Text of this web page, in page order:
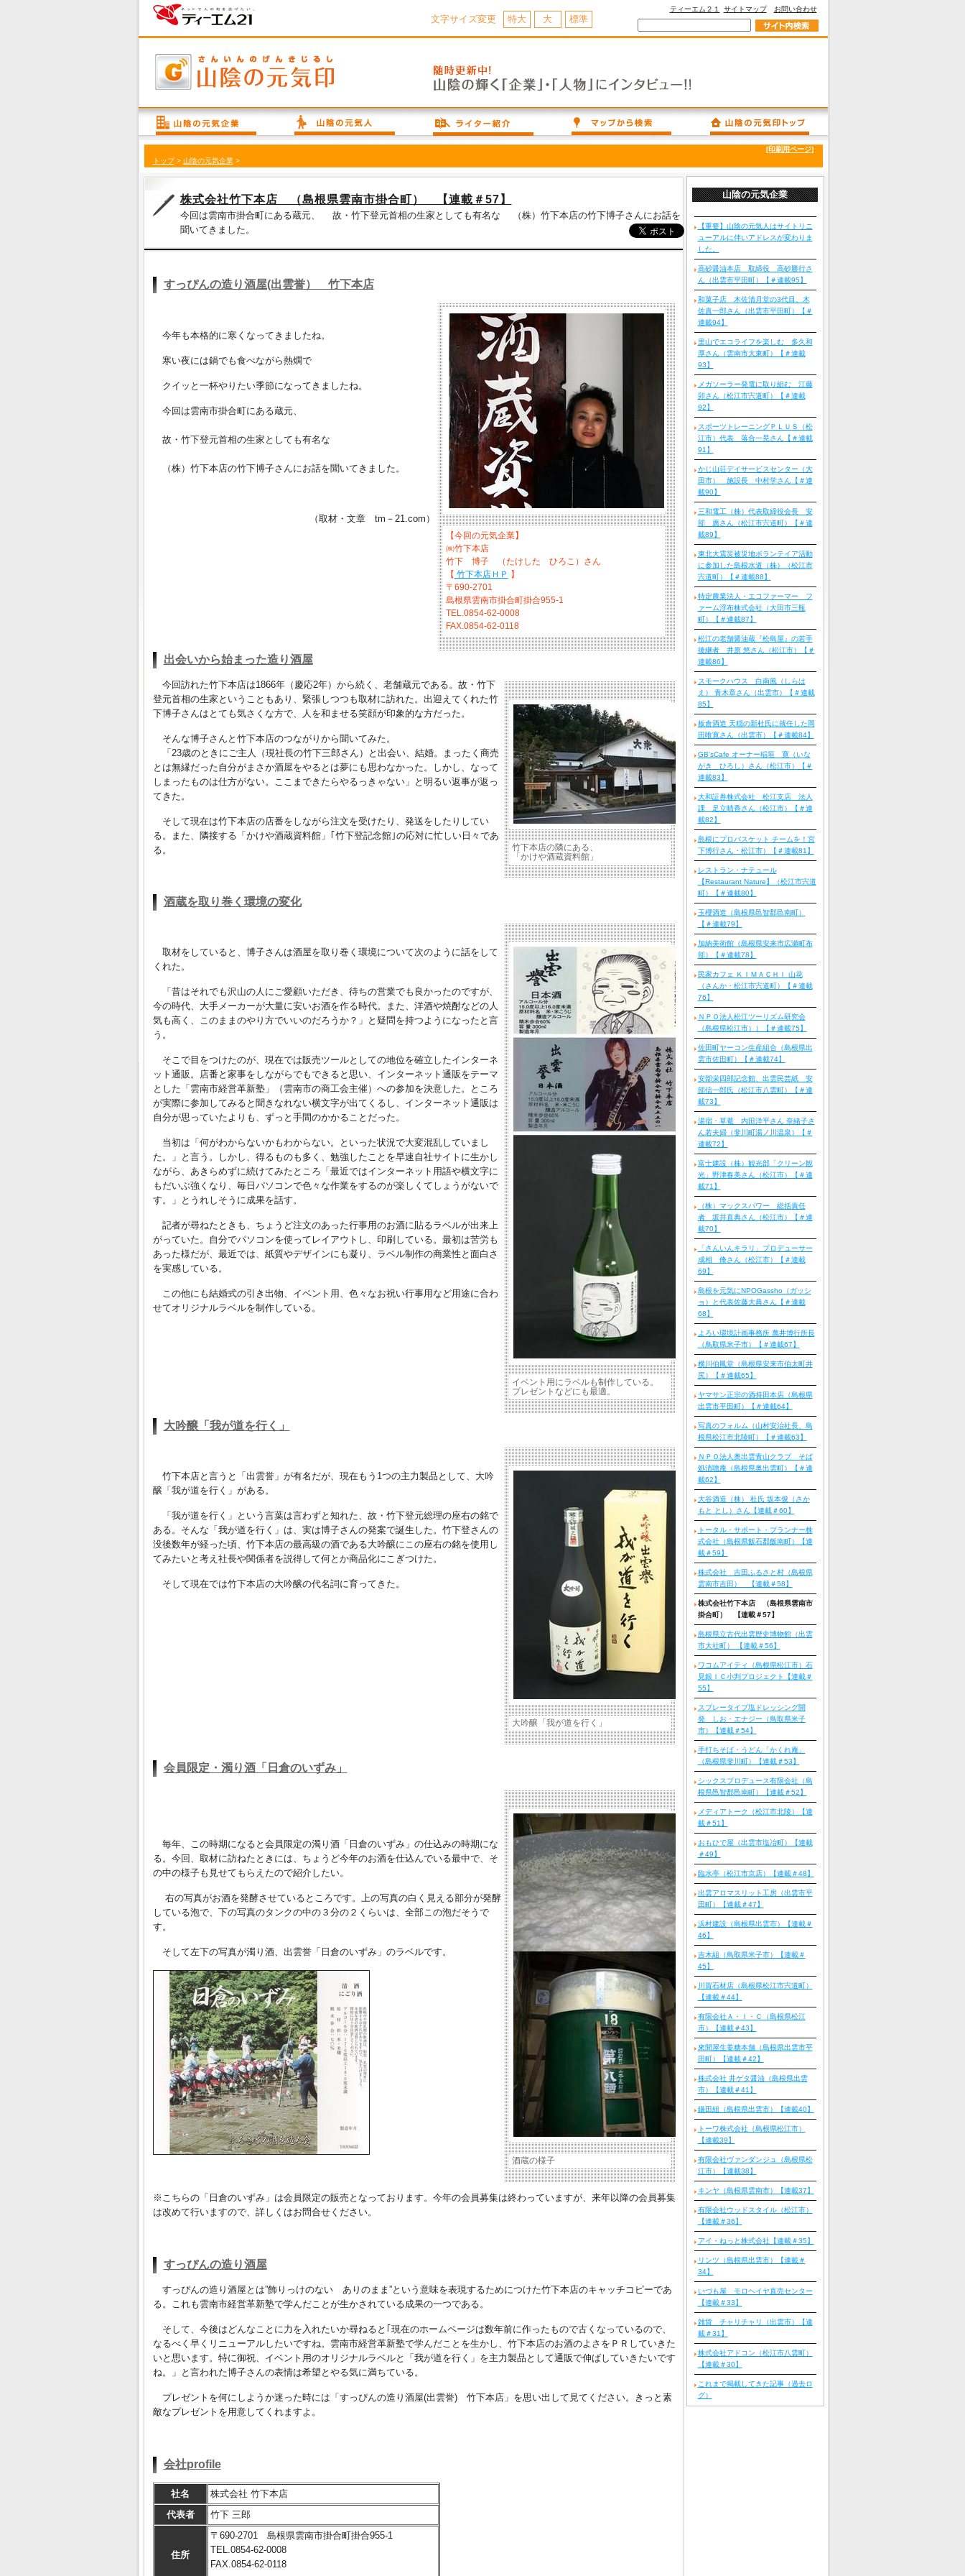
文字サイズ変更 特大 大 標準
お問い合わせ
サイトマップ
ティーエム２１
[印刷用ページ]
トップ> 山陰の元気企業>
株式会社竹下本店 （島根県雲南市掛合町） 【連載＃57】
今回は雲南市掛合町にある蔵元、 故・竹下登元首相の生家としても有名な （株）竹下本店の竹下博子さんにお話を
聞いてきました。
すっぴんの造り酒屋(出雲誉） 竹下本店
【今回の元気企業】
㈱竹下本店
竹下 博子 （たけした ひろこ）さん
【 竹下本店ＨＰ
】
〒690-2701
島根県雲南市掛合町掛合955-1
TEL.0854-62-0008
FAX.0854-62-0118
今年も本格的に寒くなってきましたね。
寒い夜には鍋でも食べながら熱燗で
クイッと一杯やりたい季節になってきましたね。
今回は雲南市掛合町にある蔵元、
故・竹下登元首相の生家としても有名な
（株）竹下本店の竹下博子さんにお話を聞いてきました。
（取材・文章 tm－21.com）
出会いから始まった造り酒屋
竹下本店の隣にある、
「かけや酒蔵資料館」
今回訪れた竹下本店は1866年（慶応2年）から続く、老舗蔵元である。故・竹下
登元首相の生家ということもあり、緊張しつつも取材に訪れた。出迎えてくれた竹
下博子さんはとても気さくな方で、人を和ませる笑顔が印象的な方だった。
そんな博子さんと竹下本店のつながりから聞いてみた。
「23歳のときにご主人（現社長の竹下三郎さん）と出会い、結婚。まったく商売
とは無縁だった自分がまさか酒屋をやるとは夢にも思わなかった。しかし、なって
しまったものは仕方がない。ここまできたらやるっきゃない」と明るい返事が返っ
てきた。
そして現在は竹下本店の店番をしながら注文を受けたり、発送をしたりしてい
る。また、隣接する「かけや酒蔵資料館」｢竹下登記念館｣の応対に忙しい日々であ
る。
酒蔵を取り巻く環境の変化
イベント用にラベルも制作している。
プレゼントなどにも最適。
取材をしていると、博子さんは酒屋を取り巻く環境について次のように話をして
くれた。
「昔はそれでも沢山の人にご愛顧いただき、待ちの営業でも良かったのですが、
今の時代、大手メーカーが大量に安いお酒を作る時代。また、洋酒や焼酎などの人
気も高く、このままのやり方でいいのだろうか？」と疑問を持つようになったと言
う。
そこで目をつけたのが、現在では販売ツールとしての地位を確立したインターネ
ット通販。店番と家事をしながらでもできると思い、インターネット通販をテーマ
とした「雲南市経営革新塾」（雲南市の商工会主催）への参加を決意した。ところ
が実際に参加してみると聞きなれない横文字が出てくるし、インターネット通販は
自分が思っていたよりも、ずっと手間のかかることだった。
当初は「何がわからないかもわからない。といった状況で大変混乱していまし
た。」と言う。しかし、得るものも多く、勉強したことを早速自社サイトに生かし
ながら、あきらめずに続けてみたところ「最近ではインターネット用語や横文字に
もだいぶ強くなり、毎日パソコンで色々な作業をするのが楽しくてしょうがないで
す。」とうれしそうに成果を話す。
記者が尋ねたときも、ちょうど注文のあった行事用のお酒に貼るラベルが出来上
がっていた。自分でパソコンを使ってレイアウトし、印刷している。最初は苦労も
あった様だが、最近では、紙質やデザインにも凝り、ラベル制作の商業性と面白さ
を実感している。
この他にも結婚式の引き出物、イベント用、色々なお祝い行事用など用途に合わ
せてオリジナルラベルを制作している。
大吟醸「我が道を行く」
大吟醸「我が道を行く」
竹下本店と言うと「出雲誉」が有名だが、現在もう1つの主力製品として、大吟
醸「我が道を行く」がある。
「我が道を行く」という言葉は言わずと知れた、故・竹下登元総理の座右の銘で
ある。そんな「我が道を行く」は、実は博子さんの発案で誕生した。竹下登さんの
没後数年が経った頃、竹下本店の最高級の酒である大吟醸にこの座右の銘を使用し
てみたいと考え社長や関係者を説得して何とか商品化にこぎつけた。
そして現在では竹下本店の大吟醸の代名詞に育ってきた。
会員限定・濁り酒「日倉のいずみ」
酒蔵の様子
毎年、この時期になると会員限定の濁り酒「日倉のいずみ」の仕込みの時期にな
る。今回、取材に訪ねたときには、ちょうど今年のお酒を仕込んでいる最中で、そ
の中の様子も見せてもらえたので紹介したい。
右の写真がお酒を発酵させているところです。上の写真の白く見える部分が発酵
している泡で、下の写真のタンクの中の３分の２くらいは、全部この泡だそうで
す。
そして左下の写真が濁り酒、出雲誉「日倉のいずみ」のラベルです。
※こちらの「日倉のいずみ」は会員限定の販売となっております。今年の会員募集は終わっていますが、来年以降の会員募集
は改めて行いますので、詳しくはお問合せください。
すっぴんの造り酒屋
すっぴんの造り酒屋とは”飾りっけのない ありのまま”という意味を表現するためにつけた竹下本店のキャッチコピーであ
る。これも雲南市経営革新塾で学んだことが生かされている成果の一つである。
そして、今後はどんなことに力を入れたいか尋ねると｢現在のホームページは数年前に作ったもので古くなっているので、
なるべく早くリニューアルしたいですね。雲南市経営革新塾で学んだことを生かし、竹下本店のお酒のよさをＰＲしていきた
いと思います。特に御祝、イベント用のオリジナルラベルと「我が道を行く」を主力製品として通販で伸ばしていきたいです
ね。」と言われた博子さんの表情は希望とやる気に満ちている。
プレゼントを何にしようか迷った時には「すっぴんの造り酒屋(出雲誉) 竹下本店」を思い出して見てください。きっと素
敵なプレゼントを用意してくれますよ。
会社profile
社名
株式会社 竹下本店
代表者
竹下 三郎
住所
〒690-2701 島根県雲南市掛合町掛合955-1
TEL.0854-62-0008
FAX.0854-62-0118
山陰の元気企業
【重要】山陰の元気人はサイトリニ
ューアルに伴いアドレスが変わりま
した。
高砂醤油本店 取締役 高砂勝行さ
ん（出雲市平田町）【＃連載95】
和菓子店 木佐清月堂の3代目、木
佐真一郎さん（出雲市平田町）【＃
連載94】
里山でエコライフを楽しむ 多久和
厚さん（雲南市大東町）【＃連載
93】
メガソーラー発電に取り組む 江藤
卯さん（松江市宍道町）【＃連載
92】
スポーツトレーニングＰＬＵＳ（松
江市）代表 落合一晃さん【＃連載
91】
かじ山荘デイサービスセンター（大
田市） 施設長 中村学さん【＃連
載90】
三和電工（株）代表取締役会長 安
部 廣さん（松江市宍道町）【＃連
載89】
東北大震災被災地ボランテイア活動
に参加した島根水道（株）（松江市
宍道町）【＃連載88】
特定農業法人・エコファーマー フ
ァーム浮布株式会社（大田市三瓶
町）【＃連載87】
松江の老舗醤油蔵『松島屋』の若手
後継者 井原 悠さん（松江市）【＃
連載86】
スモークハウス 白南風（しらは
え） 青木章さん（出雲市）【＃連載
85】
板倉酒造 天穏の新杜氏に就任した岡
田唯寛さん（出雲市）【＃連載84】
GB'sCafe オーナー稲垣 寛（いな
がき ひろし）さん（松江市）【＃
連載83】
大和証券株式会社 松江支店 法人
課 足立晴香さん（松江市）【＃連
載82】
島根にプロバスケット チームを！宮
下博行さん・松江市）【＃連載81】
レストラン・ナテュール
【Restaurant Nature】（松江市宍道
町）【＃連載80】
玉櫻酒造（島根県邑智郡邑南町）
【＃連載79】
加納美術館（島根県安来市広瀬町布
部）【＃連載78】
民家カフェ ＫＩＭＡＣＨＩ 山花
（さんか・松江市宍道町）【＃連載
76】
ＮＰＯ法人松江ツーリズム研究会
（島根県松江市））【＃連載75】
佐田町ヤーコン生産組合（島根県出
雲市佐田町）【＃連載74】
安部栄四郎記念館、出雲民芸紙 安
部信一郎氏（松江市八雲町）【＃連
載73】
湯宿・草菴 内田洋平さん 奈緒子さ
ん若夫婦（斐川町湯ノ川温泉）【＃
連載72】
富士建設（株）観光部「クリーン観
光」野津春美さん（松江市）【＃連
載71】
（株）マックスパワー 総括責任
者 坂井直典さん（松江市）【＃連
載70】
「さんいんキラリ」プロデューサー
成相 脩さん（松江市）【＃連載
69】
島根を元気にNPOGassho（ガッシ
ョ）と代表佐藤大典さん【＃連載
68】
よろい環境計画事務所 萬井博行所長
（鳥取県米子市）【＃連載67】
横川伯鳳堂（島根県安来市伯太町井
尻）【＃連載65】
ヤマサン正宗の酒持田本店（島根県
出雲市平田町）【＃連載64】
写真のフォルム（山村安治社長、島
根県松江市北陵町）【＃連載63】
ＮＰＯ法人奥出雲青山クラブ そば
処清聴庵（島根県奥出雲町）【＃連
載62】
大谷酒造（株） 杜氏 坂本俊（さか
もと とし）さん【連載＃60】
トータル・サポート・プランナー株
式会社（島根県飯石郡飯南町）【連
載＃59】
株式会社 吉田ふるさと村（島根県
雲南市吉田） 【連載＃58】
株式会社竹下本店 （島根県雲南市
掛合町） 【連載＃57】
島根県立古代出雲歴史博物館（出雲
市大社町） 【連載＃56】
ワコムアイティ（島根県松江市）石
見銀ＩＣ小判プロジェクト【連載＃
55】
スプレータイプ塩ドレッシング開
発 しお・エナジー（鳥取県米子
市）【連載＃54】
手打ちそば・うどん「かくれ庵」
（島根県斐川町）【連載＃53】
シックスプロデュース有限会社（島
根県邑智郡邑南町）【連載＃52】
メディアトーク（松江市北陵）【連
載＃51】
おもひで屋（出雲市塩冶町）【連載
＃49】
臨水亭（松江市京店）【連載＃48】
出雲アロマスリット工房（出雲市平
田町）【連載＃47】
浜村建設（島根県出雲市）【連載＃
46】
吉木組（鳥取県米子市）【連載＃
45】
川賀石材店（島根県松江市宍道町）
【連載＃44】
有限会社Ａ・Ｉ・Ｃ（島根県松江
市）【連載＃43】
來間屋生姜糖本舗（島根県出雲市平
田町）【連載＃42】
株式会社 井ゲタ醤油（島根県出雲
市）【連載＃41】
鎌田組（島根県出雲市）【連載40】
トーワ株式会社（島根県松江市）
【連載39】
有限会社ヴァンダンジュ（島根県松
江市）【連載38】
キンヤ（島根県雲南市）【連載37】
有限会社ウッドスタイル（松江市）
【連載＃36】
アイ・ねっと株式会社【連載＃35】
リンツ（島根県出雲市）【連載＃
34】
いづも屋 モロヘイヤ直売センター
【連載＃33】
雑貨 チャリチャリ（出雲市）【連
載＃31】
株式会社アドコン（松江市八雲町）
【連載＃30】
これまで掲載してきた記事（過去ロ
グ）